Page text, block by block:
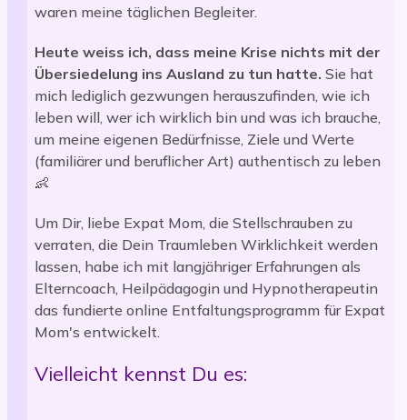
waren meine täglichen Begleiter.
Heute weiss ich, dass meine Krise nichts mit der
Übersiedelung ins Ausland zu tun hatte. Sie hat
mich lediglich gezwungen herauszufinden, wie ich
leben will, wer ich wirklich bin und was ich brauche,
um meine eigenen Bedürfnisse, Ziele und Werte
(familiärer und beruflicher Art) authentisch zu leben
👶
Um Dir, liebe Expat Mom, die Stellschrauben zu
verraten, die Dein Traumleben Wirklichkeit werden
lassen, habe ich mit langjähriger Erfahrungen als
Elterncoach, Heilpädagogin und Hypnotherapeutin
das fundierte online Entfaltungsprogramm für Expat
Mom's entwickelt.
Vielleicht kennst Du es: